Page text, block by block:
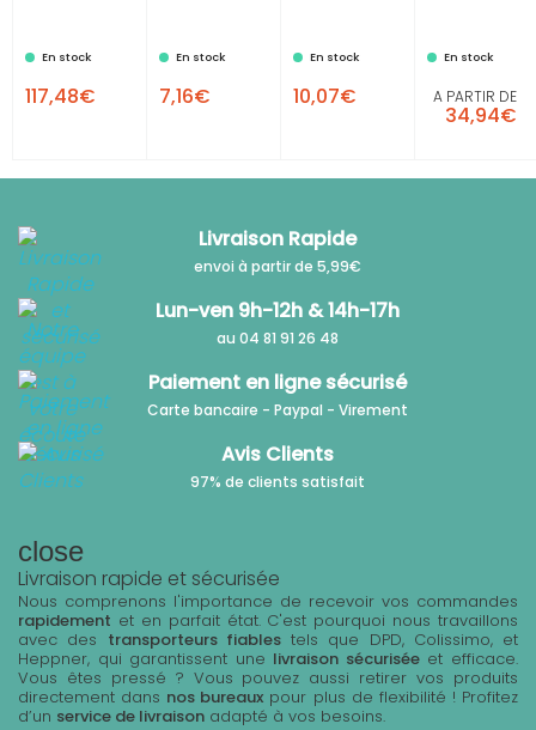
En stock
117,48€
En stock
7,16€
En stock
10,07€
En stock
A PARTIR DE
34,94€
Livraison Rapide
envoi à partir de 5,99€
Lun-ven 9h-12h & 14h-17h
au 04 81 91 26 48
Paiement en ligne sécurisé
Carte bancaire - Paypal - Virement
Avis Clients
97% de clients satisfait
close
Livraison rapide et sécurisée
Nous comprenons l'importance de recevoir vos commandes
rapidement et en parfait état. C'est pourquoi nous travaillons
avec des transporteurs fiablestels que DPD, Colissimo, et
Heppner, qui garantissent une livraison sécuriséeet efficace.
Vous êtes pressé ? Vous pouvez aussi retirer vos produits
directement dans nos bureaux pour plus de flexibilité ! Profitez
d’un service de livraison adapté à vos besoins.